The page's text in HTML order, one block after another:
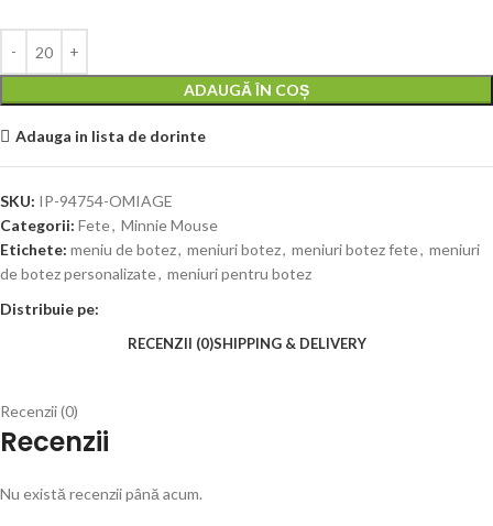
ADAUGĂ ÎN COȘ
Adauga in lista de dorinte
SKU: IP-94754-OMIAGE
Categorii: Fete, Minnie Mouse
Etichete: meniu de botez, meniuri botez, meniuri botez fete, meniuri
de botez personalizate, meniuri pentru botez
Distribuie pe:
RECENZII (0)SHIPPING & DELIVERY
Recenzii (0)
Recenzii
Nu există recenzii până acum.